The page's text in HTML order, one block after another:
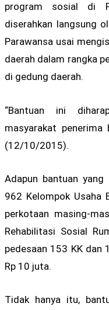
program sosial di
diserahkan langsung
Parawansa usai
daerah dalam rangka
di gedung daerah.
“Bantuan ini
masyarakat penerima
(12/10/2015).
Adapun bantuan
962 Kelompok Usaha
perkotaan masing-
Rehabilitasi Sosial
pedesaan 153 KK dan
Rp 10 juta.
Tidak hanya itu,